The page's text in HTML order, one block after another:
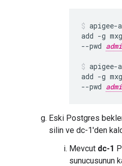
apigee-
add -g
--pwd
apigee-
add -g
--pwd
Eski Postgres
silin ve dc-1'den
Mevcut dc-1
sunucusunun